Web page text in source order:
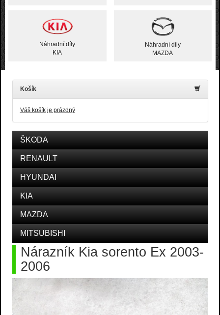
Náhradní díly
KIA
Náhradní díly
MAZDA
Košík
Váš košík je prázdný
ŠKODA
RENAULT
HYUNDAI
KIA
MAZDA
MITSUBISHI
Nárazník Kia sorento Ex 2003-
2006